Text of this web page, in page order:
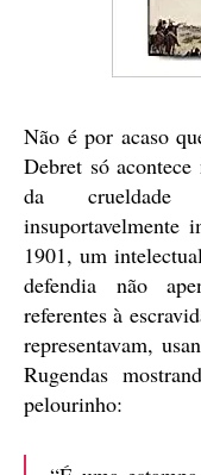
Não é por acaso
Debret só acontece
da crueldade
insuportavelmente
1901, um
defendia não
referentes à
representavam,
Rugendas
pelourinho: